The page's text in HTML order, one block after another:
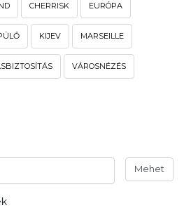
CHERRISK EURÓPA
KIJEV MARSEILLE
VÁROSNÉZÉS
Mehet